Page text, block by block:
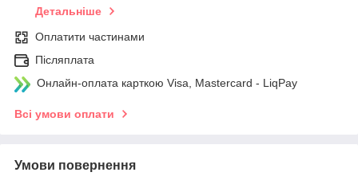
Детальніше
Оплатити частинами
Післяплата
Онлайн-оплата карткою Visa, Mastercard - LiqPay
Всі умови оплати
Умови повернення